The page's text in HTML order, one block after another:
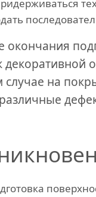
окончания
декоративной
на